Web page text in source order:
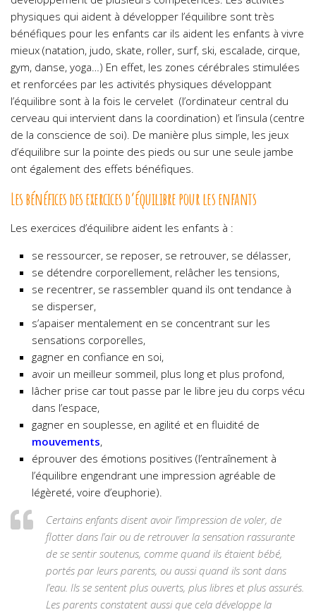
physiques qui aident à développer l’équilibre sont très
bénéfiques pour les enfants car ils aident les enfants à vivre
mieux (natation, judo, skate, roller, surf, ski, escalade, cirque,
gym, danse, yoga…) En effet, les zones cérébrales stimulées
et renforcées par les activités physiques développant
l’équilibre sont à la fois le cervelet (l’ordinateur central du
cerveau qui intervient dans la coordination) et l’insula (centre
de la conscience de soi). De manière plus simple, les jeux
d’équilibre sur la pointe des pieds ou sur une seule jambe
ont également des effets bénéfiques.
Les bénéfices des exercices d’équilibre pour les enfants
Les exercices d’équilibre aident les enfants à :
se ressourcer, se reposer, se retrouver, se délasser,
se détendre corporellement, relâcher les tensions,
se recentrer, se rassembler quand ils ont tendance à
se disperser,
s’apaiser mentalement en se concentrant sur les
sensations corporelles,
gagner en confiance en soi,
avoir un meilleur sommeil, plus long et plus profond,
lâcher prise car tout passe par le libre jeu du corps vécu
dans l’espace,
gagner en souplesse, en agilité et en fluidité de
mouvements,
éprouver des émotions positives (l’entraînement à
l’équilibre engendrant une impression agréable de
légèreté, voire d’euphorie).
Certains enfants disent avoir l’impression de voler, de
flotter dans l’air ou de retrouver la sensation rassurante
de se sentir soutenus, comme quand ils étaient bébé,
portés par leurs parents, ou aussi quand ils sont dans
l’eau. Ils se sentent plus ouverts, plus libres et plus assurés.
Les parents constatent aussi que cela développe la